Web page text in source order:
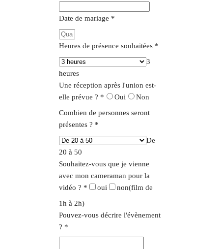
Date de mariage *
Heures de présence souhaitées *
3
heures
Une réception après l'union est-
elle prévue ? * Oui
Non
Combien de personnes seront
présentes ? *
De
20 à 50
Souhaitez-vous que je vienne
avec mon cameraman pour la
vidéo ? * oui non(film de
1h à 2h)
Pouvez-vous décrire l'évènement
? *